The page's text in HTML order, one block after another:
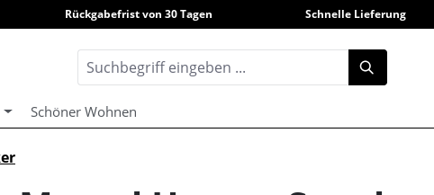
Rückgabefrist von 30 Tagen Schnelle Lieferung
Schöner Wohnen